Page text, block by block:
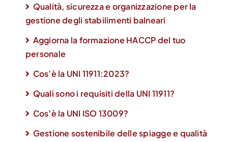
Qualità, sicurezza e organizzazione per la
gestione degli stabilimenti balneari
Aggiorna la formazione HACCP del tuo
personale
Cos’è la UNI 11911:2023?
Quali sono i requisiti della UNI 11911?
Cos’è la UNI ISO 13009?
Gestione sostenibile delle spiagge e qualità